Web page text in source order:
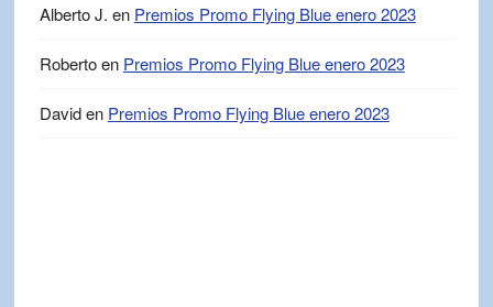
Alberto J. en Premios Promo Flying Blue enero 2023
Robertoen Premios Promo Flying Blue enero 2023
Daviden Premios Promo Flying Blue enero 2023